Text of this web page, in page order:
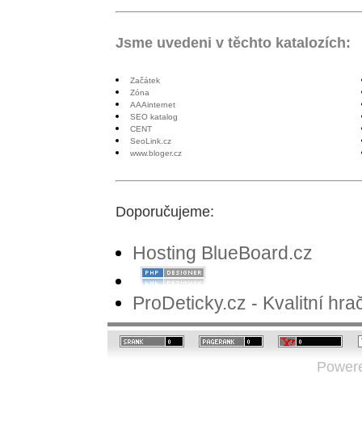
Jsme uvedeni v těchto katalozích:
Začátek
Zóna
AAAinternet
SEO katalog
CENT
SeoLink.cz
www.bloger.cz
Doporučujeme:
Hosting BlueBoard.cz
ProDeticky.cz - Kvalitní